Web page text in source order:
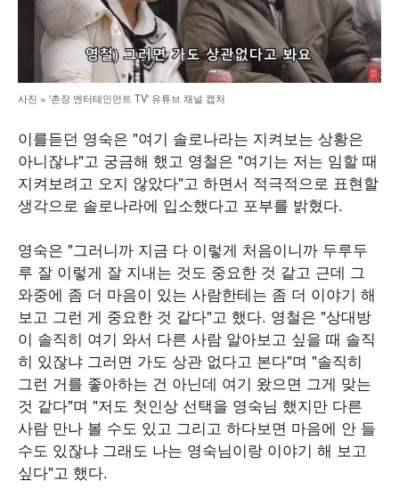
사진 = '촌장 엔터테인먼트 TV' 유튜브 채널 캡처
이를듣던 영숙은 "여기 솔로나라는 지켜보는 상황은
아니잖냐"고 궁금해 했고 영철은 "여기는 저는 임할 때
지켜보려고 오지 않았다"고 하면서 적극적으로 표현할
생각으로 솔로나라에 입소했다고 포부를 밝혔다.
영숙은 "그러니까 지금 다 이렇게 처음이니까 두루두
루 잘 이렇게 잘 지내는 것도 중요한 것 같고 근데 그
와중에 좀 더 마음이 있는 사람한테는 좀 더 이야기 해
보고 그런 게 중요한 것 같다"고 했다. 영철은 "상대방
이 솔직히 여기 와서 다른 사람 알아보고 싶을 때 솔직
히 있잖냐 그러면 가도 상관 없다고 본다"며 "솔직히
그런 거를 좋아하는 건 아닌데 여기 왔으면 그게 맞는
것 같다"며 "저도 첫인상 선택을 영숙님 했지만 다른
사람 만나 볼 수도 있고 그리고 하다보면 마음에 안 들
수도 있잖냐 그래도 나는 영숙님이랑 이야기 해 보고
싶다"고 했다.